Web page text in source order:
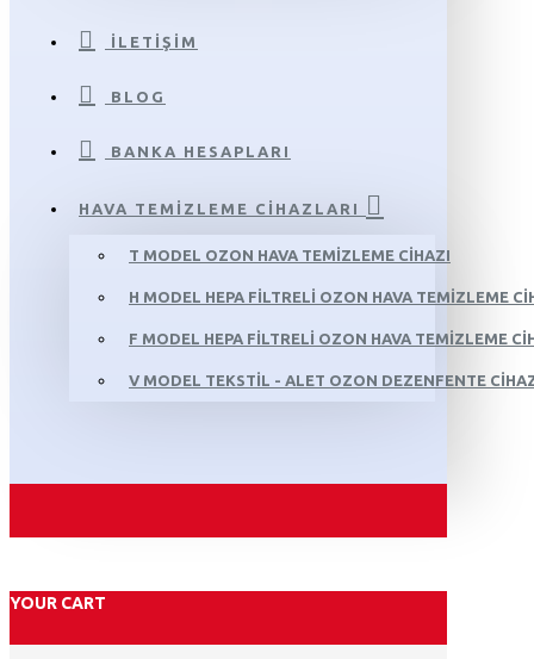
İLETIŞIM
BLOG
BANKA HESAPLARI
HAVA TEMIZLEME CIHAZLARI
T MODEL OZON HAVA TEMIZLEME CIHAZI
H MODEL HEPA FILTRELI OZON HAVA TEMIZLEME
F MODEL HEPA FILTRELI OZON HAVA TEMIZLEME
V MODEL TEKSTIL - ALET OZON DEZENFENTE
YOUR CART